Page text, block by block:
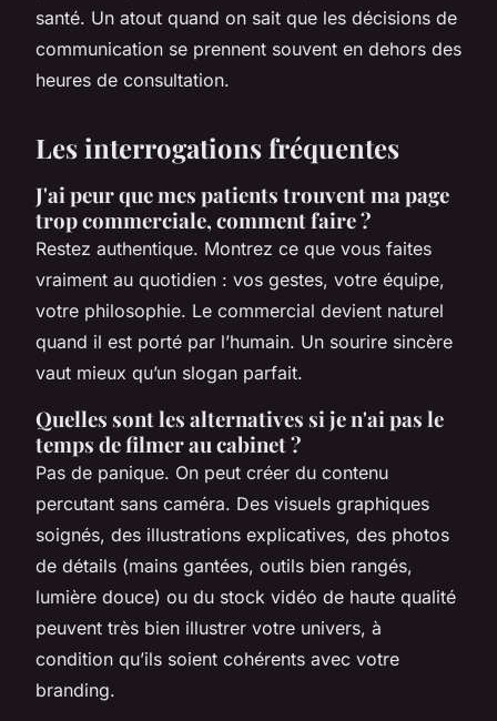
santé. Un atout quand on sait que les décisions de
communication se prennent souvent en dehors des
heures de consultation.
Les interrogations fréquentes
J'ai peur que mes patients trouvent ma page
trop commerciale, comment faire ?
Restez authentique. Montrez ce que vous faites
vraiment au quotidien : vos gestes, votre équipe,
votre philosophie. Le commercial devient naturel
quand il est porté par l’humain. Un sourire sincère
vaut mieux qu’un slogan parfait.
Quelles sont les alternatives si je n'ai pas le
temps de filmer au cabinet ?
Pas de panique. On peut créer du contenu
percutant sans caméra. Des visuels graphiques
soignés, des illustrations explicatives, des photos
de détails (mains gantées, outils bien rangés,
lumière douce) ou du stock vidéo de haute qualité
peuvent très bien illustrer votre univers, à
condition qu’ils soient cohérents avec votre
branding.